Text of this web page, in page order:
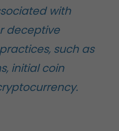
with
deceptive
such as
initial coin